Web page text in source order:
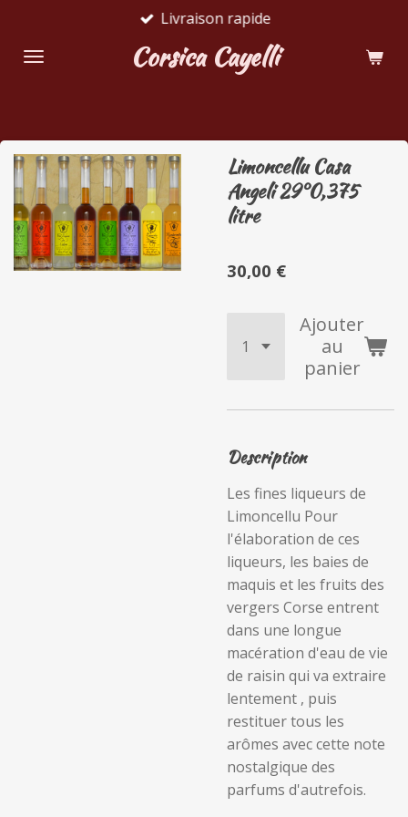
contenu
Corsica Cayelli
Livraison rapide
Limoncellu Casa
Angeli 29°0,375
litre
30,00 €
Ajouter
au
panier
Description
Les fines liqueurs de
Limoncellu Pour
l'élaboration de ces
liqueurs, les baies de
maquis et les fruits des
vergers Corse entrent
dans une longue
macération d'eau de vie
de raisin qui va extraire
lentement , puis
restituer tous les
arômes avec cette note
nostalgique des
parfums d'autrefois.